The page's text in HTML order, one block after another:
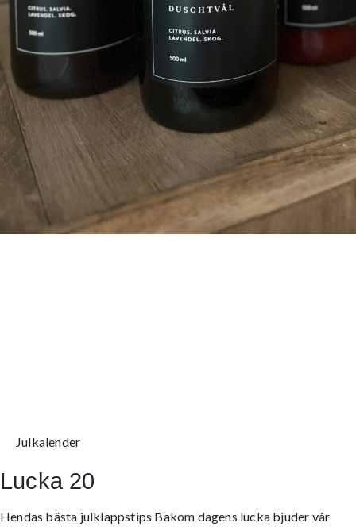
Julkalender
Lucka 20
Hendas bästa julklappstips Bakom dagens lucka bjuder vår